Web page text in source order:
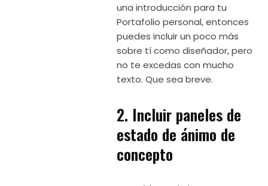
una introducción para tu
Portafolio personal, entonces
puedes incluir un poco más
sobre tí como diseñador, pero
no te excedas con mucho
texto. Que sea breve.
2. Incluir paneles de
estado de ánimo de
concepto